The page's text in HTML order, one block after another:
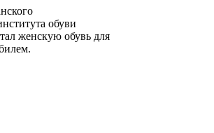
обуви
женскую обувь для